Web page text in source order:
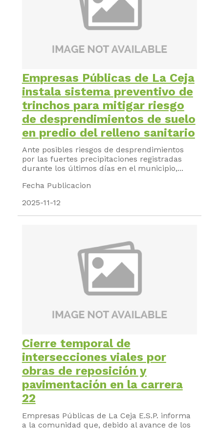
Empresas Públicas de La Ceja
instala sistema preventivo de
trinchos para mitigar riesgo
de desprendimientos de suelo
en predio del relleno sanitario
Ante posibles riesgos de desprendimientos
por las fuertes precipitaciones registradas
durante los últimos días en el municipio,...
Fecha Publicacion
2025-11-12
Cierre temporal de
intersecciones viales por
obras de reposición y
pavimentación en la carrera
22
Empresas Públicas de La Ceja E.S.P. informa
a la comunidad que, debido al avance de los